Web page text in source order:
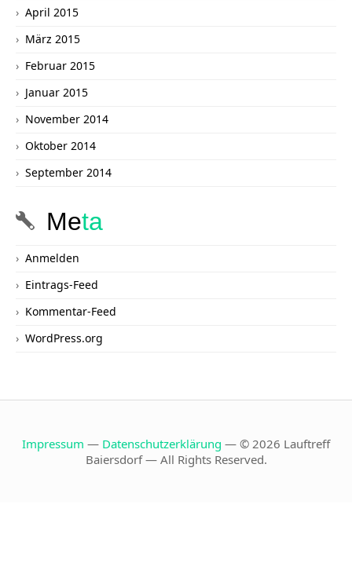
April 2015
März 2015
Februar 2015
Januar 2015
November 2014
Oktober 2014
September 2014
Meta
Anmelden
Eintrags-Feed
Kommentar-Feed
WordPress.org
Impressum — Datenschutzerklärung — © 2026 Lauftreff
Baiersdorf — All Rights Reserved.